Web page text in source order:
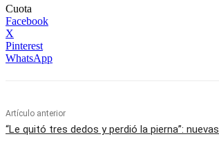
Cuota
Facebook
X
Pinterest
WhatsApp
Artículo anterior
“Le quitó tres dedos y perdió la pierna”: